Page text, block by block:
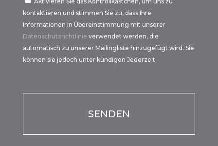
kontaktieren und stimmen Sie zu, dass Ihre
Informationen in Übereinstimmung mit unserer
Datenschutzrichtlinieverwendet werden, die
automatisch zu unserer Mailingliste hinzugefügt wird. Sie
können sie jedoch unter kündigen Jederzeit